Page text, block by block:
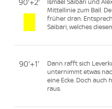
90'+2'
Ismael Saibari und
Mittellinie zum Ball.
früher dran.
Saibari, welches
90'+1'
Dann rafft sich
unternimmt etwas
eine Ecke. Doch auch
raus.